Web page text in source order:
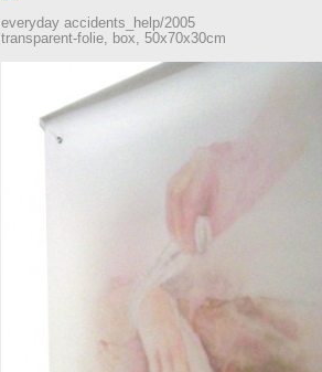
everyday accidents_help/2005
transparent-folie, box, 50x70x30cm